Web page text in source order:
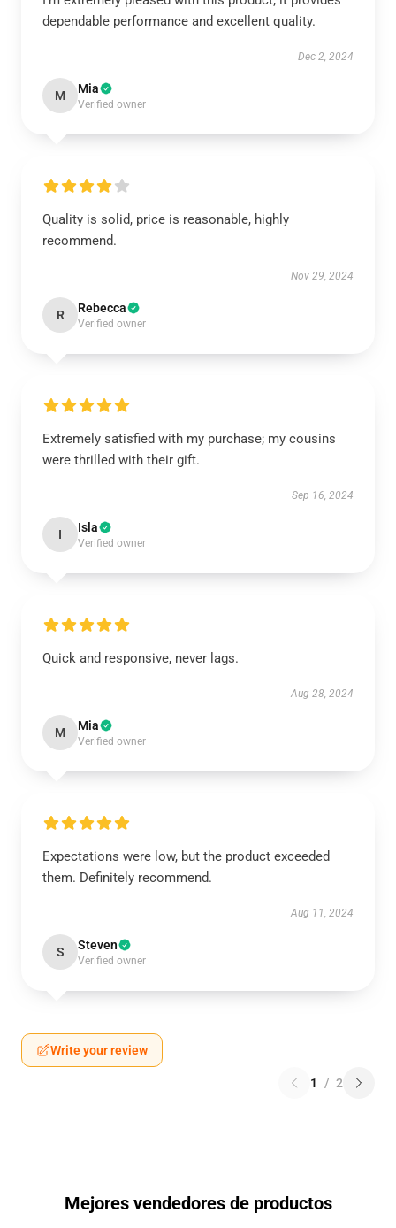
dependable performance and excellent quality.
Dec 2, 2024
M Mia
Verified owner
Quality is solid, price is reasonable, highly
recommend.
Nov 29, 2024
R Rebecca
Verified owner
Extremely satisfied with my purchase; my cousins
were thrilled with their gift.
Sep 16, 2024
I Isla
Verified owner
Quick and responsive, never lags.
Aug 28, 2024
M Mia
Verified owner
Expectations were low, but the product exceeded
them. Definitely recommend.
Aug 11, 2024
S Steven
Verified owner
Write your review
1 / 2
Mejores vendedores de productos